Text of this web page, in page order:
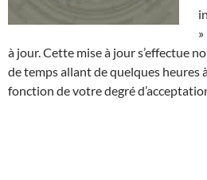
à jour. Cette mise à jour s’effectue
de temps allant de quelques heures
fonction de votre degré